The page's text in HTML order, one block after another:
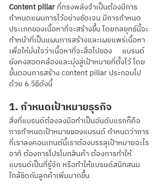
Content pillar ที่ทรงพลังจำเป็นต้องมีการ
กำหนดแผนการไว้อย่างชัดเจน มีการกำหนด
ประเภทของเนื้อหาที่จะสร้างขึ้น โดยกลยุทธ์นี้จะ
ทำหน้าที่เป็นแผนการสร้างและเผยแพร่เนื้อหา
เพื่อให้มั่นใจว่าเนื้อหาที่จะสื่อไปของ     แบรนด์
ยังคงสอดคล้องและมุ่งสู่เป้าหมายที่ตั้งไว้ โดย
ขั้นตอนการสร้าง content pillar ประกอบไป
ด้วย 6 วิธีดังนี้
1. กำหนดเป้าหมายธุรกิจ
สิ่งที่แบรนด์ต้องลงมือทำเป็นอันดับแรกก็คือ
การกำหนดเป้าหมายของแบรนด์ กำหนดว่าการ
ที่เราลงคอนเทนต์นี้เราต้องบรรลุเป้าหมายอะไร
อาทิ ต้องการโปรโมทสินค้า ต้องการทำให้
แบรนด์เป็นที่รู้จัก หรือทำให้แบรนด์สนิทสนม
ใกล้ชิดกับลูกค้าเพิ่มมากขึ้น